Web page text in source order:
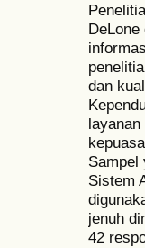
dan
Sampel
Sistem
jenuh
42